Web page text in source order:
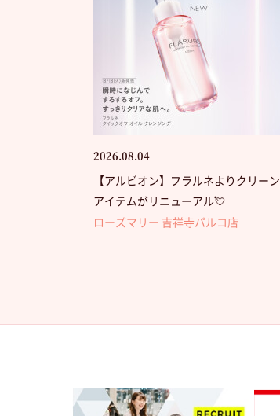
2026.08.04
【アルビオン】フラルネよりクリーン
アイテムがリニューアル💘
ローズマリー 吉祥寺パルコ店